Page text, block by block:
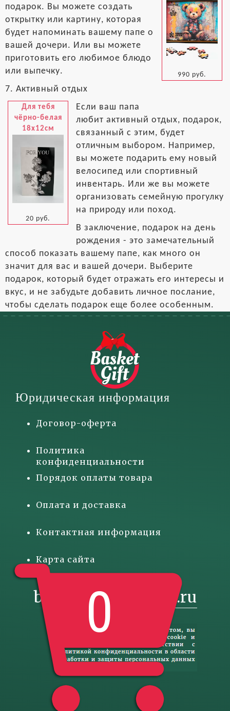
0
990 руб.
подарок. Вы можете создать
открытку или картину, которая
будет напоминать вашему папе о
вашей дочери. Или вы можете
приготовить его любимое блюдо
или выпечку.
7. Активный отдых
Для тебя
чёрно-белая
18x12см
20 руб.
Если ваш папа
любит активный отдых, подарок,
связанный с этим, будет
отличным выбором. Например,
вы можете подарить ему новый
велосипед или спортивный
инвентарь. Или же вы можете
организовать семейную прогулку
на природу или поход.
В заключение, подарок на день
рождения - это замечательный
способ показать вашему папе, как много он
значит для вас и вашей дочери. Выберите
подарок, который будет отражать его интересы и
вкус, и не забудьте добавить личное послание,
чтобы сделать подарок еще более особенным.
Юридическая информация
Договор-оферта
Политика
конфиденциальности
Порядок оплаты товара
Оплата и доставка
Контактная информация
Карта сайта
basketgift@inbox.ru